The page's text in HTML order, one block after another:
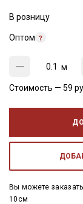
В розницу
Оптом
м
Стоимость — 59
Вы можете
10см